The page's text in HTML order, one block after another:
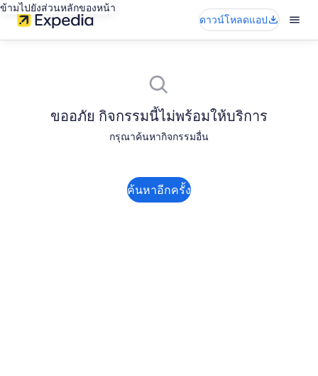
ข้ามไปยังส่วนหลักของหน้า
ดาวน์โหลดแอป
ขออภัย กิจกรรมนี้ไม่พร้อมให้บริการ
กรุณาค้นหากิจกรรมอื่น
ค้นหาอีกครั้ง